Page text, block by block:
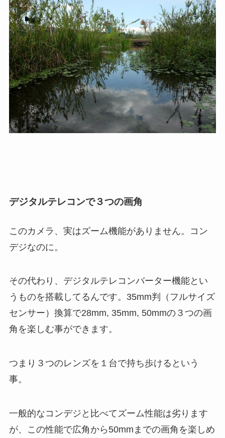
デジタルテレコンで３つの画角
このカメラ、実はズーム機能がありません。コン
デジなのに。
その代わり、デジタルテレコンバーター機能とい
うものを搭載してるんです。35mm判（フルサイズ
センサー）換算で28mm, 35mm, 50mmの３つの画
角を楽しむ事ができます。
つまり３つのレンズを１台で持ち歩けるという
事。
一般的なコンデジと比べてズーム性能は劣ります
が、この性能で広角から50mmまでの画角を楽しめ